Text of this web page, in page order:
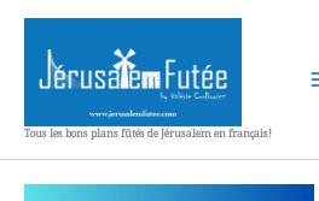
Aller
contenu
Tous les bons plans fûtés de Jérusalem en français!